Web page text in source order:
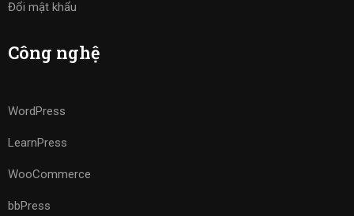
Đổi mật khẩu
Công nghệ
WordPress
LearnPress
WooCommerce
bbPress